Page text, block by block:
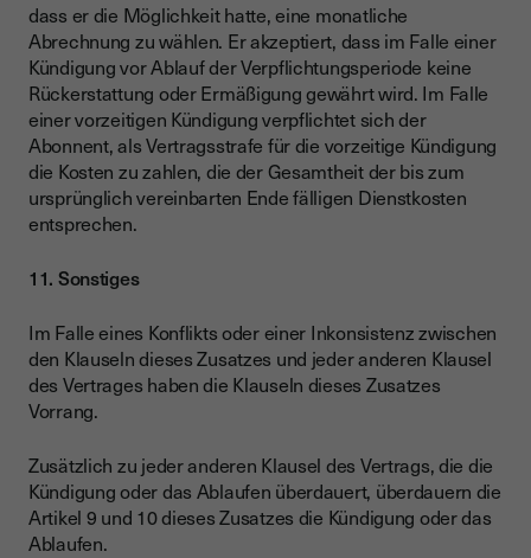
dass er die Möglichkeit hatte, eine monatliche
Abrechnung zu wählen. Er akzeptiert, dass im Falle einer
Kündigung vor Ablauf der Verpflichtungsperiode keine
Rückerstattung oder Ermäßigung gewährt wird. Im Falle
einer vorzeitigen Kündigung verpflichtet sich der
Abonnent, als Vertragsstrafe für die vorzeitige Kündigung
die Kosten zu zahlen, die der Gesamtheit der bis zum
ursprünglich vereinbarten Ende fälligen Dienstkosten
entsprechen.
11. Sonstiges
Im Falle eines Konflikts oder einer Inkonsistenz zwischen
den Klauseln dieses Zusatzes und jeder anderen Klausel
des Vertrages haben die Klauseln dieses Zusatzes
Vorrang.
Zusätzlich zu jeder anderen Klausel des Vertrags, die die
Kündigung oder das Ablaufen überdauert, überdauern die
Artikel 9 und 10 dieses Zusatzes die Kündigung oder das
Ablaufen.